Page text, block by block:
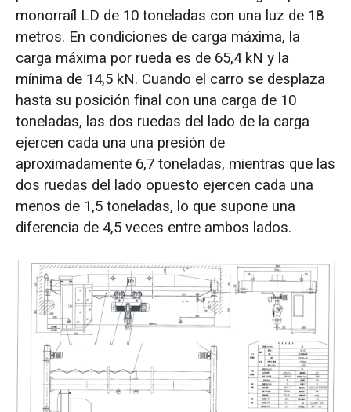
monorraíl LD de 10 toneladas con una luz de 18
metros. En condiciones de carga máxima, la
carga máxima por rueda es de 65,4 kN y la
mínima de 14,5 kN. Cuando el carro se desplaza
hasta su posición final con una carga de 10
toneladas, las dos ruedas del lado de la carga
ejercen cada una una presión de
aproximadamente 6,7 toneladas, mientras que las
dos ruedas del lado opuesto ejercen cada una
menos de 1,5 toneladas, lo que supone una
diferencia de 4,5 veces entre ambos lados.